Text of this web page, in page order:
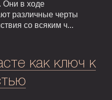
в ходе
различные черты
со всяким ч...
как ключ к